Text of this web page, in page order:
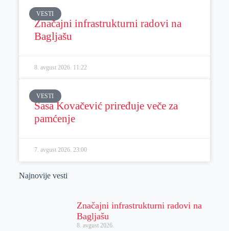
VESTI
Značajni infrastrukturni radovi na
Bagljašu
8. avgust 2026. 11:22
VESTI
Sasa Kovačević priređuje veče za
pamćenje
7. avgust 2026. 23:00
Najnovije vesti
Značajni infrastrukturni radovi na
Bagljašu
8. avgust 2026.